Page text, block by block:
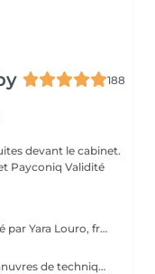
188
devant le cabinet.
Validité
C'est un massage harmonieux développé par Yara Louro, fruit de ses années d'expérience. Ce massage qui rassure le corps, l'esprit et l'âme, a été particulièrement développé pour fournir une relaxation totale des sens, vous transportant vers un état de bien-être parfait. Vous découvrirez tous ses secrets lors de votre séance.
Développé après une compilation de manuvres de techniques millénaires. Avec des mouvements d'allongement profond basés sur des massages de diverses cultures, le Massage Relaxant méthode Renata France favorise l'équilibre entre le corps et l'esprit, soulage les douleurs musculaires et détend le corps dès la première séance. Cette technique procure une sensation immédiate de bien-être et de légèreté.